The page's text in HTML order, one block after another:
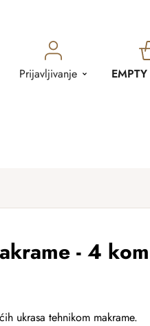
Prijavljivanje
- 4 kom
ukrasa tehnikom makrame.